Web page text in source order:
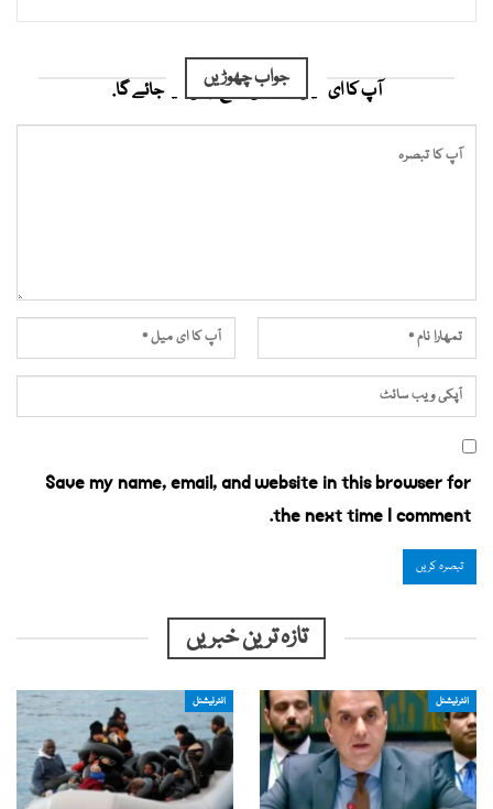
جواب چھوڑیں
آپ کا ای میل ایڈریس شائع نہیں کیا جائے گا.
Save my name, email, and website in this browser for
the next time I comment.
تازہ ترین خبریں
انٹرنیشنل انٹرنیشنل